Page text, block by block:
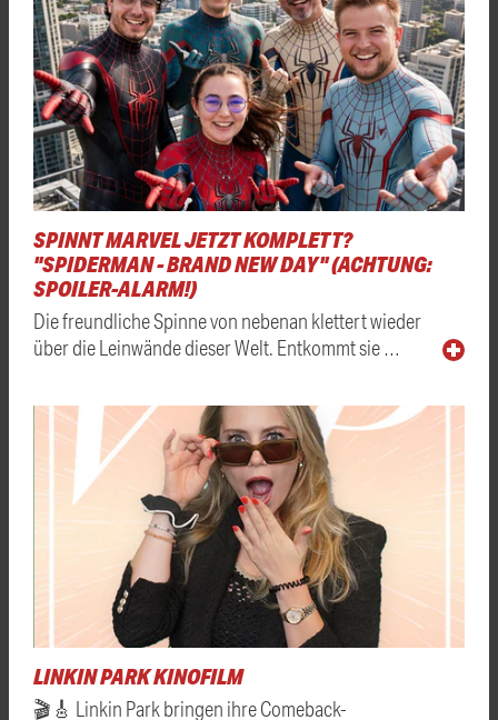
SPINNT MARVEL JETZT KOMPLETT?
"SPIDERMAN - BRAND NEW DAY" (ACHTUNG:
SPOILER-ALARM!)
Die freundliche Spinne von nebenan klettert wieder
über die Leinwände dieser Welt. Entkommt sie …
LINKIN PARK KINOFILM
🎬🎸 Linkin Park bringen ihre Comeback-